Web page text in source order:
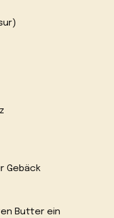
Gebäck
Butter ein